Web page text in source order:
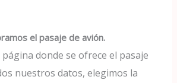
el pasaje de avión.
donde se ofrece el pasaje
nuestros datos, elegimos la